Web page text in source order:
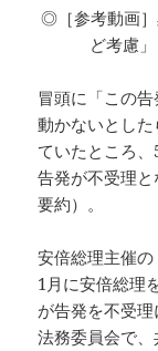
◎［参考動画
ど考慮
冒頭に「この
動かないとし
ていたところ
告発が不受理
要約）。
安倍総理主催
1月に安倍総理
が告発を不受
法務委員会で